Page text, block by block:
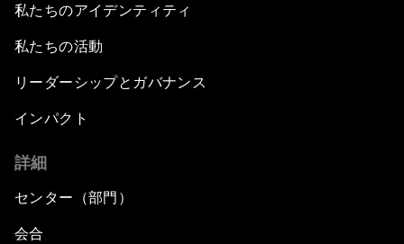
私たちのアイデンティティ
私たちの活動
リーダーシップとガバナンス
インパクト
詳細
センター（部門）
会合